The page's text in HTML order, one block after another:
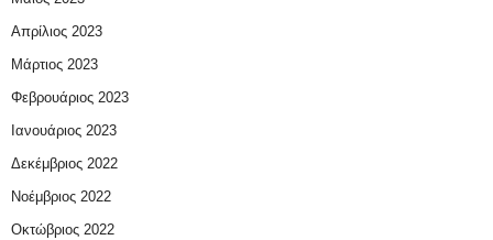
Απρίλιος 2023
Μάρτιος 2023
Φεβρουάριος 2023
Ιανουάριος 2023
Δεκέμβριος 2022
Νοέμβριος 2022
Οκτώβριος 2022